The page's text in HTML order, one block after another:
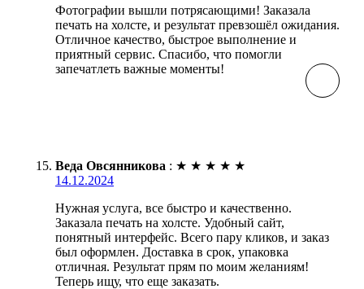
Фотографии вышли потрясающими! Заказала
печать на холсте, и результат превзошёл ожидания.
Отличное качество, быстрое выполнение и
приятный сервис. Спасибо, что помогли
запечатлеть важные моменты!
Веда Овсянникова : ★ ★ ★ ★ ★
14.12.2024
Нужная услуга, все быстро и качественно.
Заказала печать на холсте. Удобный сайт,
понятный интерфейс. Всего пару кликов, и заказ
был оформлен. Доставка в срок, упаковка
отличная. Результат прям по моим желаниям!
Теперь ищу, что еще заказать.